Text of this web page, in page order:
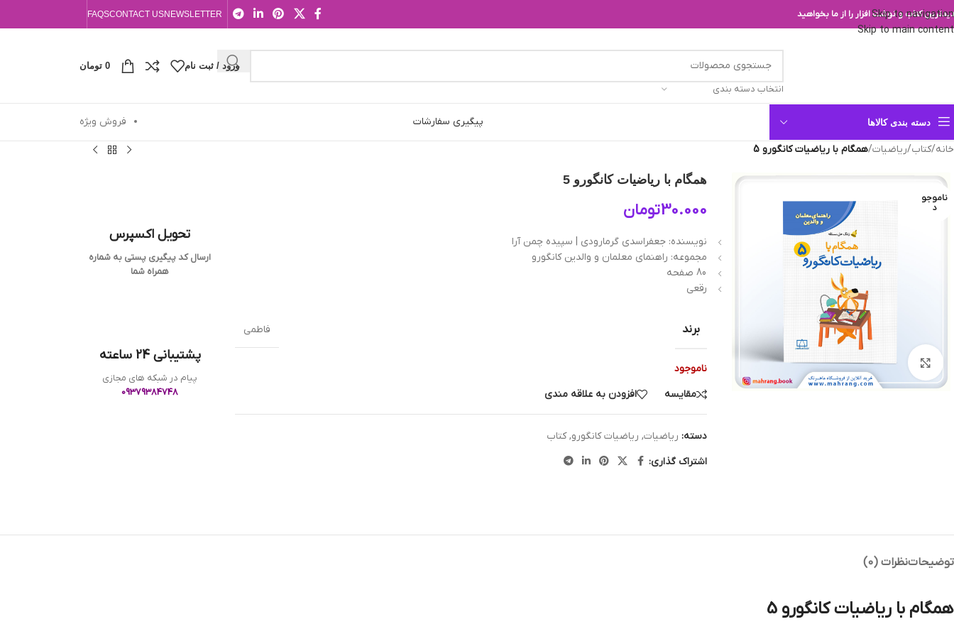
Skip to navigation
Skip to main content
کتاب و نوشت افزار را از ما بخواهید NEWSLETTER
CONTACT US
FAQS
انتخاب دسته بندی
ورود / ثبت نام 0 تومان
دسته بندی کالاها پیگیری سفارشات فروش ویژه
خانه/کتاب/ریاضیات/همگام با ریاضیات کانگورو 5
ناموجو
د
بزرگنمایی تصویر
همگام با ریاضیات کانگورو 5
30.000تومان
نویسنده: جعفراسدي گرمارودي | سپيده چمن آرا
مجموعه: راهنمای معلمان و والدین کانگورو
رقعی
برند فاطمی
ناموجود
مقایسه
افزودن به علاقه مندی
دسته: ریاضیات, ریاضیات کانگورو, کتاب
اشتراک گذاری:
تحویل اکسپرس
ارسال کد پیگیری پستی به شماره
همراه شما
پشتیبانی 24 ساعته
پیام در شبکه های مجازی
09379384748
توضیحاتنظرات (0)
همگام با ریاضیات کانگورو 5